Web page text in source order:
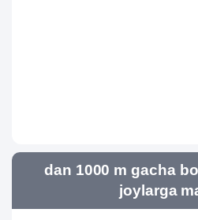
dan 1000 m gacha
joylarga